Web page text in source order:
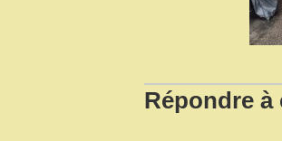
Répondre à